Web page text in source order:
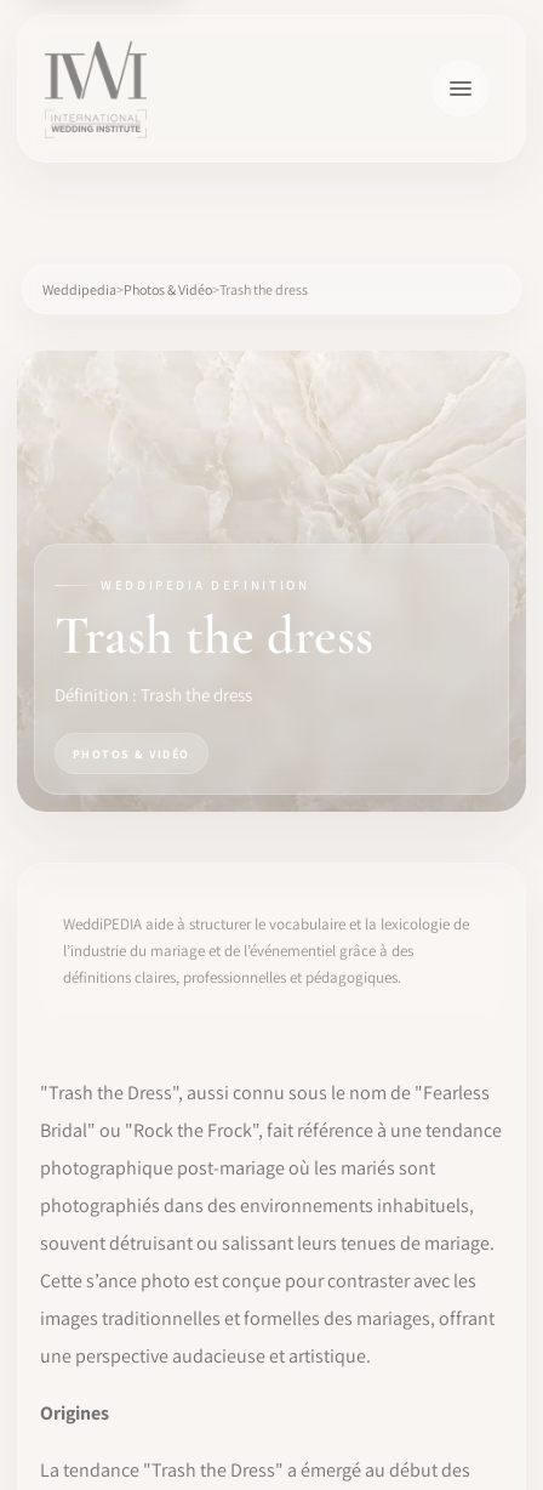
LOGICIEL
IDENTITÉ PRO
COMMENCER
Weddipedia Photos & Vidéo Trash the dress
WEDDIPEDIA DEFINITION
Trash the dress
Définition : Trash the dress
PHOTOS & VIDÉO
WeddiPEDIA aide à structurer le vocabulaire et la lexicologie de
l’industrie du mariage et de l’événementiel grâce à des
définitions claires, professionnelles et pédagogiques.
"Trash the Dress", aussi connu sous le nom de "Fearless
Bridal" ou "Rock the Frock", fait référence à une tendance
photographique post-mariage où les mariés sont
photographiés dans des environnements inhabituels,
souvent détruisant ou salissant leurs tenues de mariage.
Cette s’ance photo est conçue pour contraster avec les
images traditionnelles et formelles des mariages, offrant
une perspective audacieuse et artistique.
Origines
La tendance "Trash the Dress" a émergé au début des